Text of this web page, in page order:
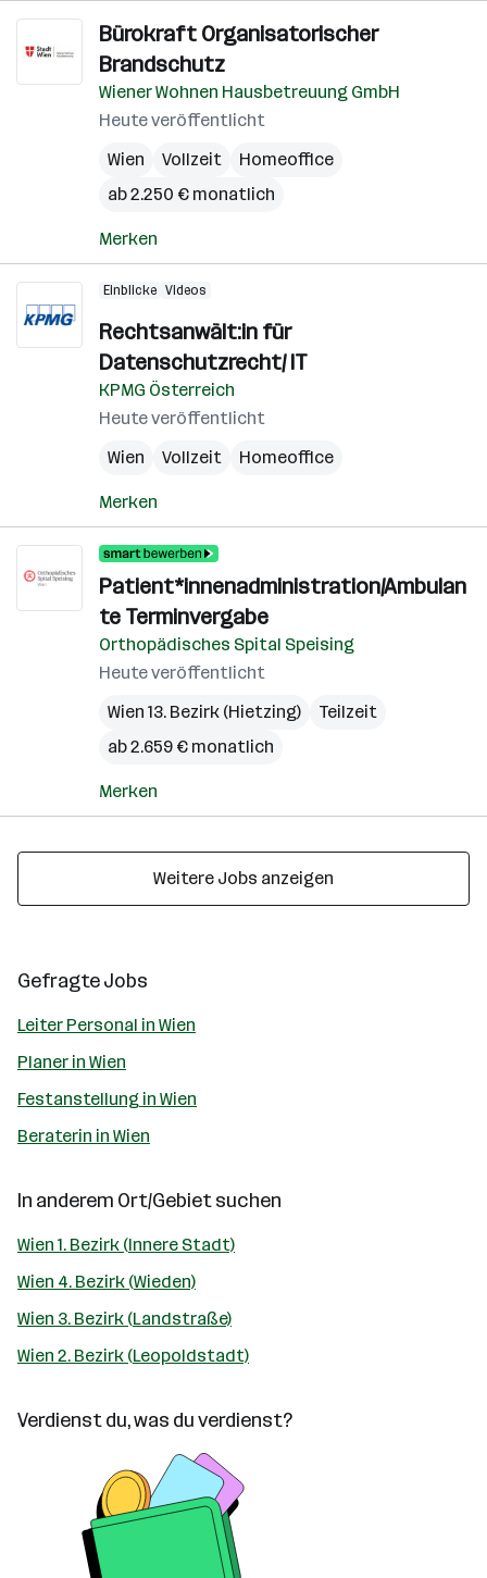
Bürokraft Organisatorischer
Brandschutz
Wiener Wohnen Hausbetreuung GmbH
Heute veröffentlicht
Wien
Vollzeit
Homeoffice
ab 2.250 € monatlich
Merken
Einblicke Videos
Rechtsanwält:in für
Datenschutzrecht/ IT
KPMG Österreich
Heute veröffentlicht
Wien
Vollzeit Homeoffice
Merken
Patient*innenadministration/Ambulan
te Terminvergabe
Orthopädisches Spital Speising
Heute veröffentlicht
Wien 13. Bezirk (Hietzing)
Teilzeit
ab 2.659 € monatlich
Merken
Weitere Jobs anzeigen
Gefragte Jobs
Leiter Personal in Wien
Planer in Wien
Festanstellung in Wien
Beraterin in Wien
In anderem Ort/Gebiet suchen
Wien 1. Bezirk (Innere Stadt)
Wien 4. Bezirk (Wieden)
Wien 3. Bezirk (Landstraße)
Wien 2. Bezirk (Leopoldstadt)
Verdienst du, was du verdienst?